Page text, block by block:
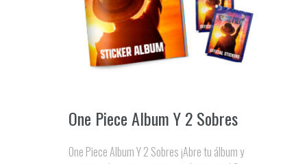
One Piece Album Y 2 Sobres
One Piece Album Y 2 Sobres ¡Abre tu álbum y